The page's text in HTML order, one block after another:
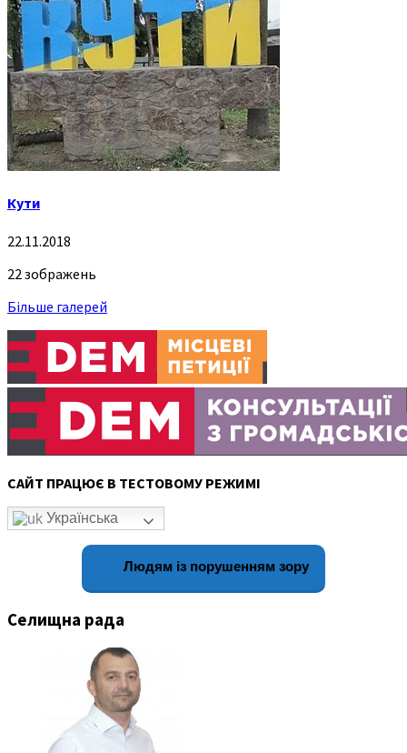
Кути
22.11.2018
22 зображень
Більше галерей
САЙТ ПРАЦЮЄ В ТЕСТОВОМУ РЕЖИМІ
Українська
Людям із порушенням зору
Селищна рада